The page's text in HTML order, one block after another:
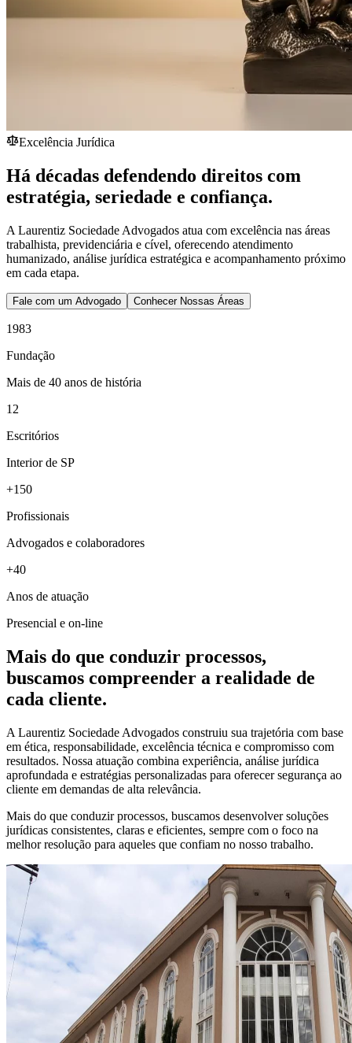
Excelência Jurídica
Há décadas defendendo direitos com
estratégia, seriedade e confiança.
A Laurentiz Sociedade Advogados atua com excelência nas áreas
trabalhista, previdenciária e cível, oferecendo atendimento
humanizado, análise jurídica estratégica e acompanhamento próximo
em cada etapa.
Fale com um Advogado Conhecer Nossas Áreas
1983
Fundação
Mais de 40 anos de história
12
Escritórios
Interior de SP
+150
Profissionais
Advogados e colaboradores
+40
Anos de atuação
Presencial e on-line
Mais do que conduzir processos,
buscamos compreender a realidade de
cada cliente.
A Laurentiz Sociedade Advogados construiu sua trajetória com base
em ética, responsabilidade, excelência técnica e compromisso com
resultados. Nossa atuação combina experiência, análise jurídica
aprofundada e estratégias personalizadas para oferecer segurança ao
cliente em demandas de alta relevância.
Mais do que conduzir processos, buscamos desenvolver soluções
jurídicas consistentes, claras e eficientes, sempre com o foco na
melhor resolução para aqueles que confiam no nosso trabalho.